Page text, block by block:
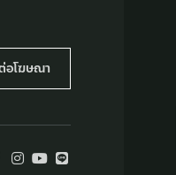
อโฆษณา